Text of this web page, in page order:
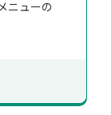
ニューの